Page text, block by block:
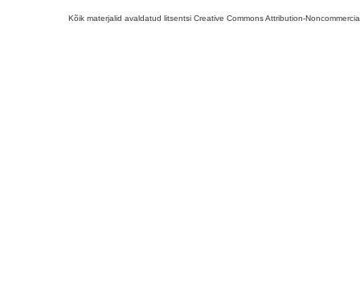
Kõik materjalid avaldatud litsentsi Creative Commons Attribution-